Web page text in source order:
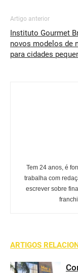
Artigo anterior
Instituto Gourmet
novos modelos de
para cidades
Tem 24 anos, é
trabalha com
escrever sobre
ARTIGOS